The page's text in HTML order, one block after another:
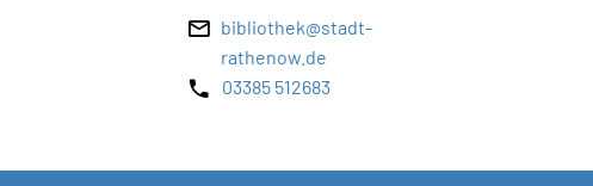
bibliothek@stadt-
rathenow.de
03385 512683